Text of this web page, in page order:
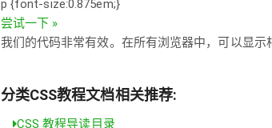
p {font-size:0.875em;}
尝试一下 »
我们的代码非常有效。在所有浏览器中，可以显示
分类CSS教程文档相关推荐:
CSS 教程导读目录